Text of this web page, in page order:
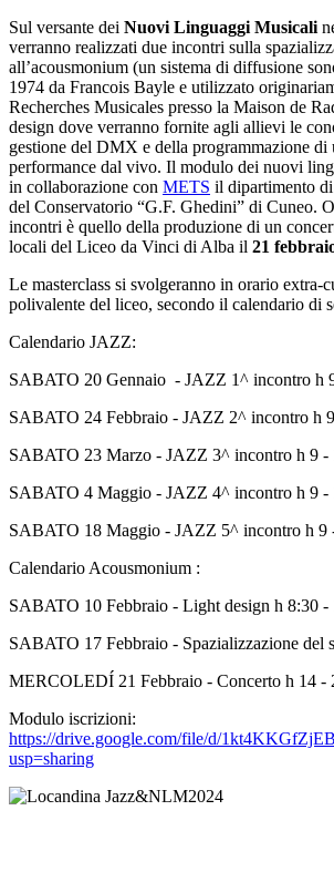
Sul versante dei Nuovi Linguaggi Musicali
verranno realizzati due incontri sulla
all’acousmonium (un sistema di diffusione
1974 da Francois Bayle e utilizzato
Recherches Musicales presso la Maison de
design dove verranno fornite agli allievi le
gestione del DMX e della programmazione di
performance dal vivo. Il modulo dei nuovi
in collaborazione con METS il dipartimento
del Conservatorio “G.F. Ghedini” di Cuneo.
incontri è quello della produzione di un
locali del Liceo da Vinci di Alba il 21
Le masterclass si svolgeranno in orario extra-
polivalente del liceo, secondo il calendario di
Calendario JAZZ:
SABATO 20 Gennaio - JAZZ 1^ incontro h
SABATO 24 Febbraio - JAZZ 2^ incontro h
SABATO 23 Marzo - JAZZ 3^ incontro h 9 -
SABATO 4 Maggio - JAZZ 4^ incontro h 9 -
SABATO 18 Maggio - JAZZ 5^ incontro h 9
Calendario Acousmonium :
SABATO 10 Febbraio - Light design h 8:30 -
SABATO 17 Febbraio - Spazializzazione del
MERCOLEDÍ 21 Febbraio - Concerto h 14 -
Modulo iscrizioni:
https://drive.google.com/file/d/
usp=sharing